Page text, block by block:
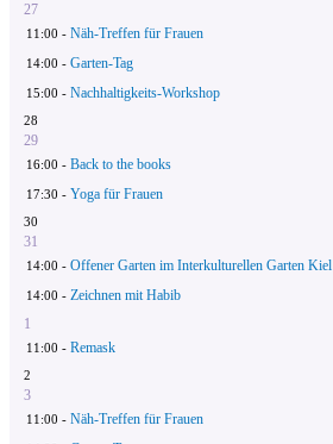
27
11:00 - Näh-Treffen für Frauen
14:00 - Garten-Tag
15:00 - Nachhaltigkeits-Workshop
28
29
16:00 - Back to the books
17:30 - Yoga für Frauen
30
31
14:00 - Offener Garten im Interkulturellen Garten Kiel
14:00 - Zeichnen mit Habib
1
11:00 - Remask
2
3
11:00 - Näh-Treffen für Frauen